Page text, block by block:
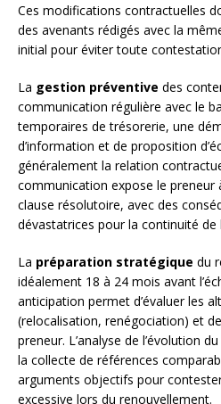
Ces modifications contractuelles
des avenants rédigés avec la
initial pour éviter toute
La gestion préventive des
communication régulière avec le
temporaires de trésorerie, une
d’information et de proposition
généralement la relation
communication expose le preneur
clause résolutoire, avec des
dévastatrices pour la continuité de
La préparation stratégique du
idéalement 18 à 24 mois avant
anticipation permet d’évaluer les
(relocalisation, renégociation) et
preneur. L’analyse de l’évolution
la collecte de références
arguments objectifs pour
excessive lors du renouvellement.